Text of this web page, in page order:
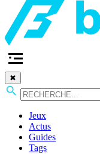
✖
Jeux
Actus
Guides
Tags